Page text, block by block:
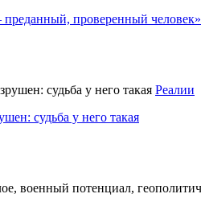
проверенный человек»
Реалии
судьба у него такая